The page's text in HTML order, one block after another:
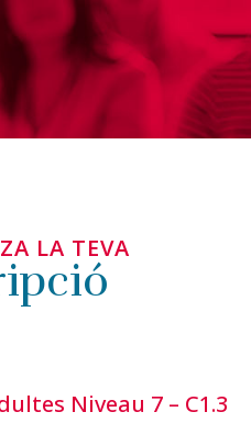
LA TEVA
Niveau 7 – C1.3